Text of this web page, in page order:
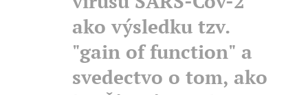
ako výsledku tzv.
"gain of function" a
svedectvo o tom, ako